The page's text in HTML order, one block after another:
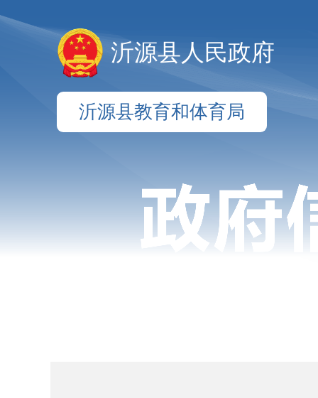
沂源县人民政府
沂源县教育和体育局